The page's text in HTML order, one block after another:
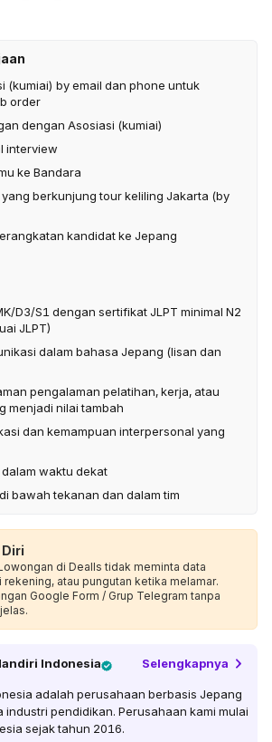
(kumiai) by email dan phone untuk
order
dengan Asosiasi (kumiai)
interview
ke Bandara
berkunjung tour keliling Jakarta (by
kandidat ke Jepang
D3/S1 dengan sertifikat JLPT minimal N2
JLPT)
dalam bahasa Jepang (lisan dan
pengalaman pelatihan, kerja, atau
menjadi nilai tambah
dan kemampuan interpersonal yang
waktu dekat
bawah tekanan dan dalam tim
di Dealls tidak meminta data
atau pungutan ketika melamar.
Google Form / Grup Telegram tanpa
Indonesia Selengkapnya
adalah perusahaan berbasis Jepang
pendidikan. Perusahaan kami mulai
sejak tahun 2016.